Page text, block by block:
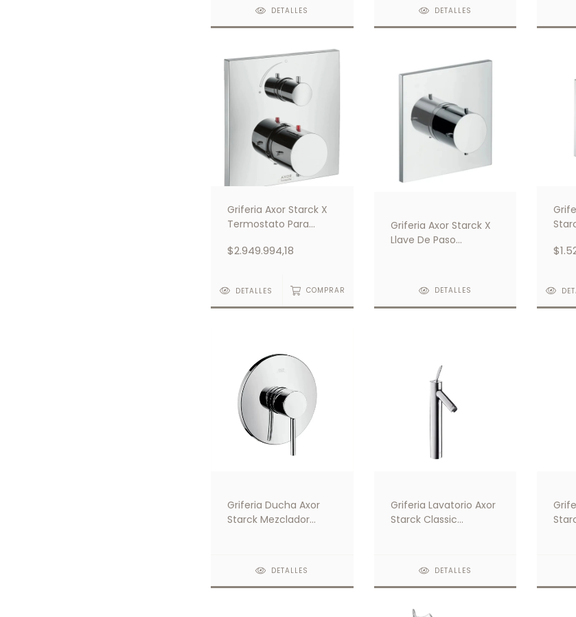
DETALLES DETALLES
y
Griferia Axor Starck X
Termostato Para
$2.949.994,18
DETALLES COMPRAR
Griferia Axor Starck X
Llave De Paso
DETALLES
Griferia Ducha Axor
Starck Mezclador
DETALLES
Griferia Lavatorio Axor
Starck Classic
DETALLES